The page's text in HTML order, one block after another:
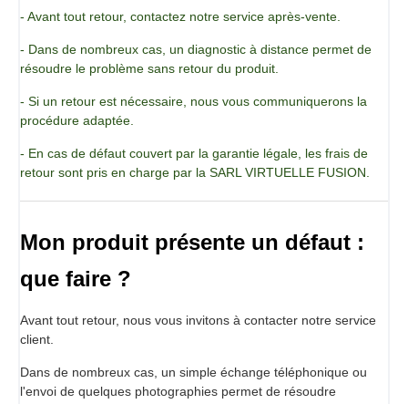
Pot de 500 g
- Avant tout retour, contactez notre service après-vente.
- Dans de nombreux cas, un diagnostic à distance permet de
résoudre le problème sans retour du produit.
- Si un retour est nécessaire, nous vous communiquerons la
procédure adaptée.
- En cas de défaut couvert par la garantie légale, les frais de
retour sont pris en charge par la SARL VIRTUELLE FUSION.
Mon produit présente un défaut :
que faire ?
Avant tout retour, nous vous invitons à contacter notre service
client.
Dans de nombreux cas, un simple échange téléphonique ou
l'envoi de quelques photographies permet de résoudre